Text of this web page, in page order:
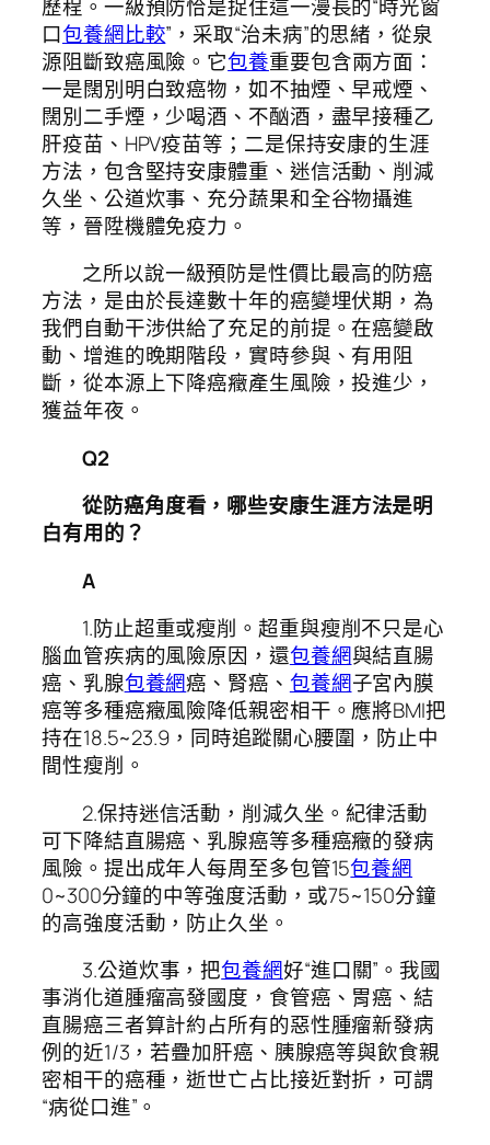
歷程。一級預防恰是捉住這一漫長的“時光窗
口包養網比較”，采取“治未病”的思緒，從泉
源阻斷致癌風險。它包養重要包含兩方面：
一是闊別明白致癌物，如不抽煙、早戒煙、
闊別二手煙，少喝酒、不酗酒，盡早接種乙
肝疫苗、HPV疫苗等；二是保持安康的生涯
方法，包含堅持安康體重、迷信活動、削減
久坐、公道炊事、充分蔬果和全谷物攝進
等，晉陞機體免疫力。
之所以說一級預防是性價比最高的防癌
方法，是由於長達數十年的癌變埋伏期，為
我們自動干涉供給了充足的前提。在癌變啟
動、增進的晚期階段，實時參與、有用阻
斷，從本源上下降癌癥產生風險，投進少，
獲益年夜。
Q2
從防癌角度看，哪些安康生涯方法是明
白有用的？
A
1.防止超重或瘦削。超重與瘦削不只是心
腦血管疾病的風險原因，還包養網與結直腸
癌、乳腺包養網癌、腎癌、 包養網子宮內膜
癌等多種癌癥風險降低親密相干。應將BMI把
持在18.5~23.9，同時追蹤關心腰圍，防止中
間性瘦削。
2.保持迷信活動，削減久坐。紀律活動
可下降結直腸癌、乳腺癌等多種癌癥的發病
風險。提出成年人每周至多包管15包養網
0~300分鐘的中等強度活動，或75~150分鐘
的高強度活動，防止久坐。
3.公道炊事，把包養網好“進口關”。我國
事消化道腫瘤高發國度，食管癌、胃癌、結
直腸癌三者算計約占所有的惡性腫瘤新發病
例的近1/3，若疊加肝癌、胰腺癌等與飲食親
密相干的癌種，逝世亡占比接近對折，可謂
“病從口進”。